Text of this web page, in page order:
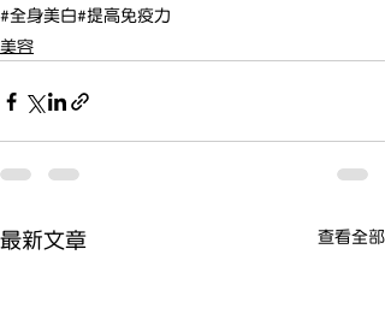
#全身美白#提高免疫力
美容
最新文章 查看全部